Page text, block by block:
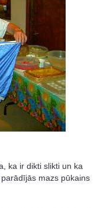
ka ir dikti slikti un ka
mazs pūkains